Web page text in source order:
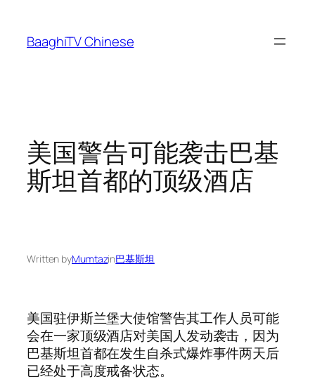
content
BaaghiTV Chinese
美国警告可能袭击巴基
斯坦首都的顶级酒店
Written byMumtazin巴基斯坦
美国驻伊斯兰堡大使馆警告其工作人员可能
会在一家顶级酒店对美国人发动袭击，因为
巴基斯坦首都在发生自杀式爆炸事件两天后
已经处于高度戒备状态。